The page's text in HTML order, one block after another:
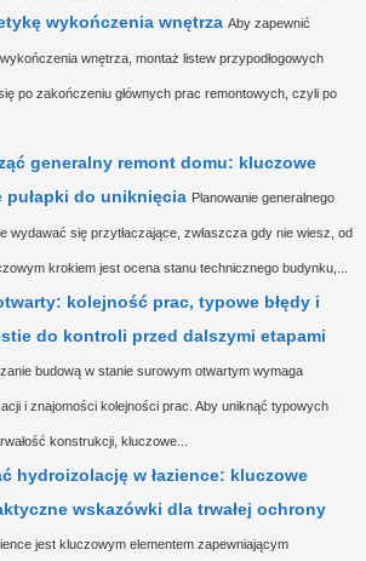
wykończenia wnętrza Aby zapewnić
wnętrza, montaż listew przypodłogowych
po zakończeniu głównych prac remontowych, czyli po
generalny remont domu: kluczowe
pułapki do uniknięcia Planowanie generalnego
wydawać się przytłaczające, zwłaszcza gdy nie wiesz, od
krokiem jest ocena stanu technicznego budynku,...
kolejność prac, typowe błędy i
do kontroli przed dalszymi etapami
budową w stanie surowym otwartym wymaga
i znajomości kolejności prac. Aby uniknąć typowych
konstrukcji, kluczowe...
hydroizolację w łazience: kluczowe
wskazówki dla trwałej ochrony
jest kluczowym elementem zapewniającym